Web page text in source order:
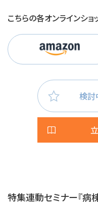
こちらの各オンラインシ
検討
特集連動セミナー『